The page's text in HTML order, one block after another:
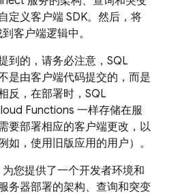
定义客户端 SDK。然后，将
客户端逻辑中。
到的，请务必注意， SQL
是由客户端代码提交的，而是
反，在部署时， SQL
Functions 一样存储在服
要部署相应的客户端更改，以
如，使用旧版应用的用户）。
为您提供了一个开发者环境和
务器部署的架构、查询和突变